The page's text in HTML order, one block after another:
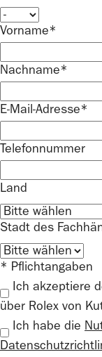
Vorname*
Nachname*
E-Mail-Adresse*
Telefonnummer
Land
Stadt des
* Pflichtangaben
Ich akzeptiere
über Rolex von
Ich habe die